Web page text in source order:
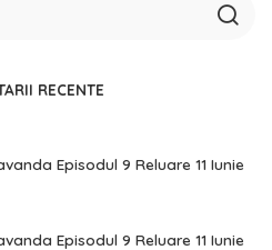
RECENTE
Episodul 9 Reluare 11 Iunie
Episodul 9 Reluare 11 Iunie